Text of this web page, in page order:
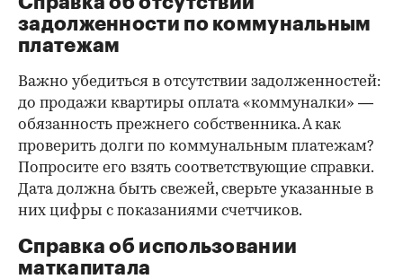
задолженности по коммунальным
платежам
Важно убедиться в отсутствии задолженностей:
до продажи квартиры оплата «коммуналки» —
обязанность прежнего собственника. А как
проверить долги по коммунальным платежам?
Попросите его взять соответствующие справки.
Дата должна быть свежей, сверьте указанные в
них цифры с показаниями счетчиков.
Справка об использовании
маткапитала